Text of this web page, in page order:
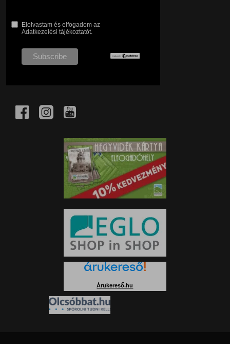
Elolvastam és elfogadom az
Adatkezelési tájékoztatót.
Árukereső.hu